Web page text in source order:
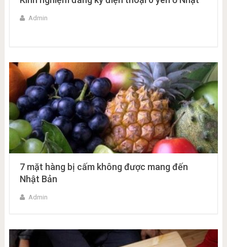
Admin
7 mặt hàng bị cấm không được mang đến
Nhật Bản
Admin